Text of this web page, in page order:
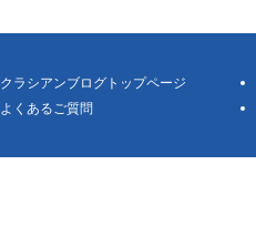
クラシアンブログトップページ
よくあるご質問